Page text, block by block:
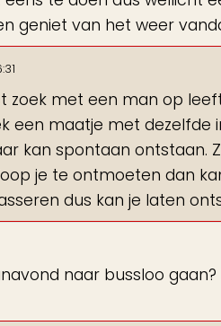
geniet van het weer
zoek met een man op
een maatje met dezelfde
kan spontaan ontstaan.
je te ontmoeten dan
dus kan je laten
naar bussloo